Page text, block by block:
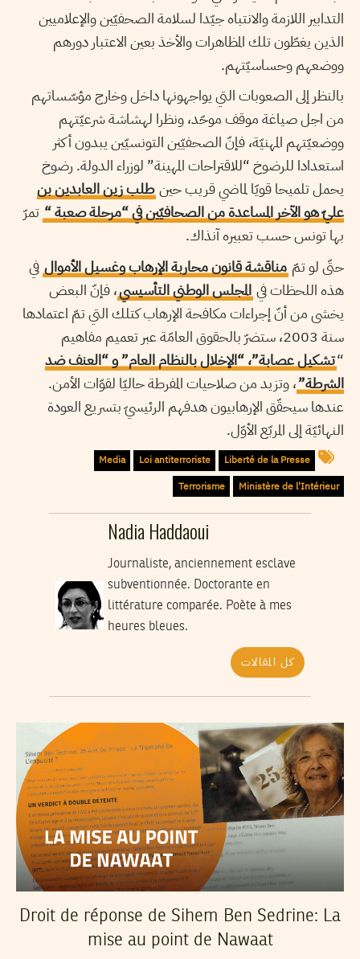
التدابير اللازمة والانتباه جيّدا لسلامة الصحفيّين والإعلاميين
الذين يغطّون تلك المظاهرات والأخذ بعين الاعتبار دورهم
ووضعهم وحساسيّتهم.
بالنظر إلى الصعوبات التي يواجهونها داخل وخارج مؤسّساتهم
من اجل صياغة موقف موحّد، ونظرا لهشاشة شرعيّتهم
ووضعيّتهم المهنيّة، فإنّ الصحفيّين التونسيّين يبدون أكثر
استعدادا للرضوخ “للاقتراحات المهينة” لوزراء الدولة. رضوخ
يحمل تلميحا قويّا لماضي قريب حين طلب زين العابدين بن
عليّ هو الآخر المساعدة من الصحافيّين في “مرحلة صعبة “ تمرّ
بها تونس حسب تعبيره آنذاك.
حتّى لو تمّ مناقشة قانون محاربة الإرهاب وغسيل الأموال في
هذه اللحظات في المجلس الوطني التأسيسي، فإنّ البعض
يخشى من أنّ إجراءات مكافحة الإرهاب كتلك التي تمّ اعتمادها
سنة 2003، ستضرّ بالحقوق العامّة عبر تعميم مفاهيم
“تشكيل عصابة”، “الإخلال بالنظام العام” و “العنف ضد
الشرطة”، وتزيد من صلاحيات المفرطة حاليّا لقوّات الأمن.
عندها سيحقّق الإرهابيون هدفهم الرئيسيّ بتسريع العودة
النهائيّة إلى المربّع الأوّل.
Liberté de la Presse
Loi antiterroriste
Media
Ministère de l'Intérieur
Terrorisme
Nadia Haddaoui
Journaliste, anciennement esclave
subventionnée. Doctorante en
littérature comparée. Poète à mes
heures bleues.
كل المقالات
Droit de réponse de Sihem Ben Sedrine: La
mise au point de Nawaat